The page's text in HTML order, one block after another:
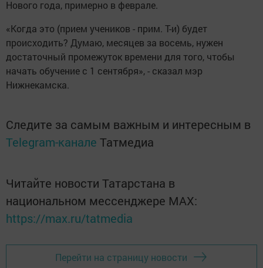
Нового года, примерно в феврале.
«Когда это (прием учеников - прим. Т-и) будет
происходить? Думаю, месяцев за восемь, нужен
достаточный промежуток времени для того, чтобы
начать обучение с 1 сентября», - сказал мэр
Нижнекамска.
Следите за самым важным и интересным в
Telegram-канале Татмедиа
Читайте новости Татарстана в
национальном мессенджере MАХ:
https://max.ru/tatmedia
Перейти на страницу новости